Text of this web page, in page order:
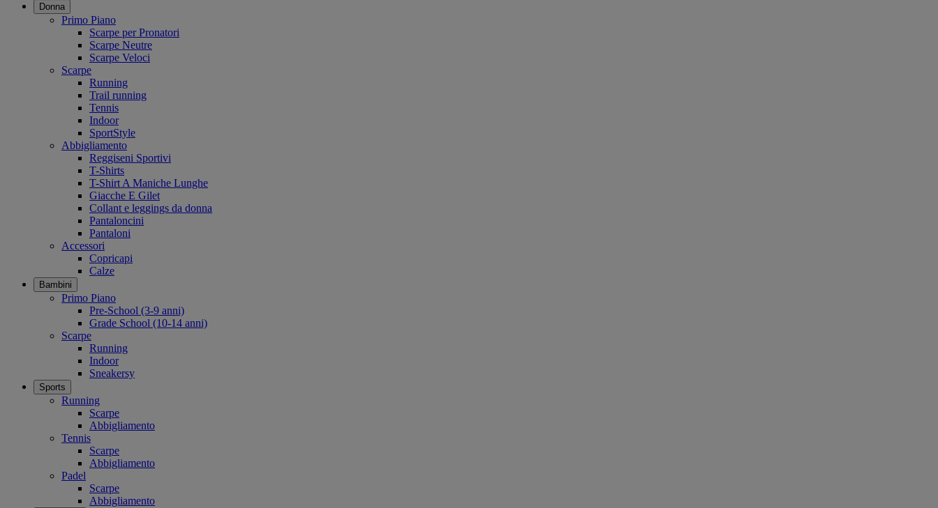
Donna
Primo Piano
Scarpe per Pronatori
Scarpe Neutre
Scarpe Veloci
Scarpe
Running
Trail running
Tennis
Indoor
SportStyle
Abbigliamento
Reggiseni Sportivi
T-Shirts
T-Shirt A Maniche Lunghe
Giacche E Gilet
Collant e leggings da donna
Pantaloncini
Pantaloni
Accessori
Copricapi
Calze
Bambini
Primo Piano
Pre-School (3-9 anni)
Grade School (10-14 anni)
Scarpe
Running
Indoor
Sneakersy
Sports
Running
Scarpe
Abbigliamento
Tennis
Scarpe
Abbigliamento
Padel
Scarpe
Abbigliamento